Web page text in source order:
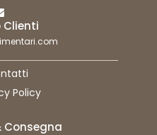
Clienti
Policy
Consegna